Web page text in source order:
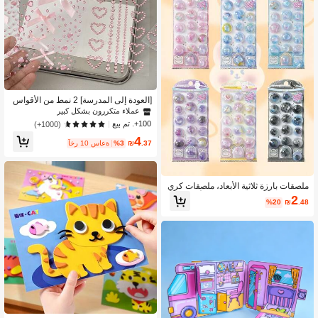
ملصقات بارزة ثلاثية الأبعاد، ملصقات كري
ستال حلوى، ملصقات زخرفية لألعاب الأ
طفال، هدايا مكافأة
₪2.48
%20
[العودة إلى المدرسة] 2 نمط من الأقواس
ذاتية اللصق باللون الوردي الكرتوني، ملص
قات زخرفية من الراينستون اللامع جداً عل
ى شكل قلب وردي للأطفال، مناسبة لمك
ياج الوجه والبطاقات البريدية والبطاقات
والكتب وتزيين ألبوم الصور
عملاء متكررون بشكل كبير
100+. تم بيع
(1000+)
₪4.37
%3 آخر 10 ساعة